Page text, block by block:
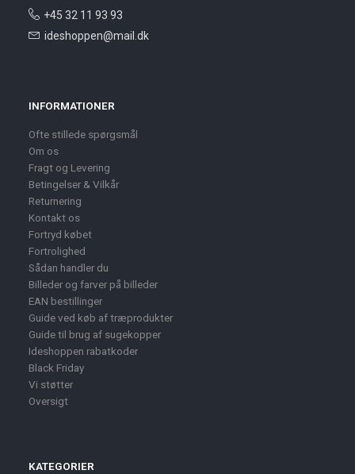
+45 32 11 93 93
ideshoppen@mail.dk
INFORMATIONER
Ofte stillede spørgsmål
Om os
Fragt og Levering
Betingelser & Vilkår
Returnering
Kontakt os
Fortryd købet
Fortrolighed
Sådan handler du
Billeder og farver på billeder
EAN bestillinger
Guide ved køb af træprodukter
Guide til brug af sugekopper
Ideshoppen rabatkoder
Black Friday
Vi støtter
Oversigt
KATEGORIER